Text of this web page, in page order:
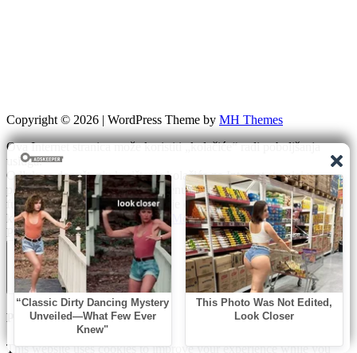
Copyright © 2026 | WordPress Theme by MH Themes
Ova Internet stranica može koristiti „kolačiće“ radi poboljšanja
usluga.
Odluka o dopuštanju korištenja kolačića na Internet stranici u
potpunosti je vaša. Treba napomenuti da Internet stranica
funkcionira optimalno samo ako je omogućeno korištenje
kolačića. Prihvati Odbij
Read More
Privacy & Cookies Policy
Zatvori
Privacy Overview
This website uses cookies to improve your experience while you